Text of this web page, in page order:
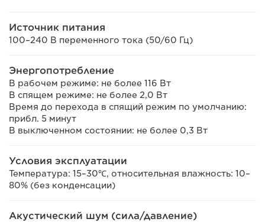
Источник питания
100–240 В переменного тока (50/60 Гц)
Энергопотребление
В рабочем режиме: не более 116 Вт
В спящем режиме: не более 2,0 Вт
Время до перехода в спящий режим по умолчанию:
прибл. 5 минут
В выключенном состоянии: не более 0,3 Вт
Условия эксплуатации
Температура: 15–30℃, относительная влажность: 10–
80% (без конденсации)
Акустический шум (сила/давление)